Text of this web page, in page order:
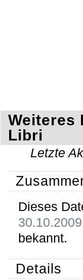
Weiteres
Libri
Letzte
Dieses
30.10.2009
bekannt.
Details